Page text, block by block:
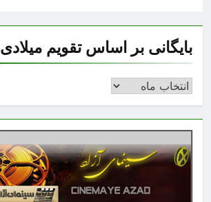
بایگانی بر اساس تقویم میلادی
بایگانی
اساس
تقویم
میلادی